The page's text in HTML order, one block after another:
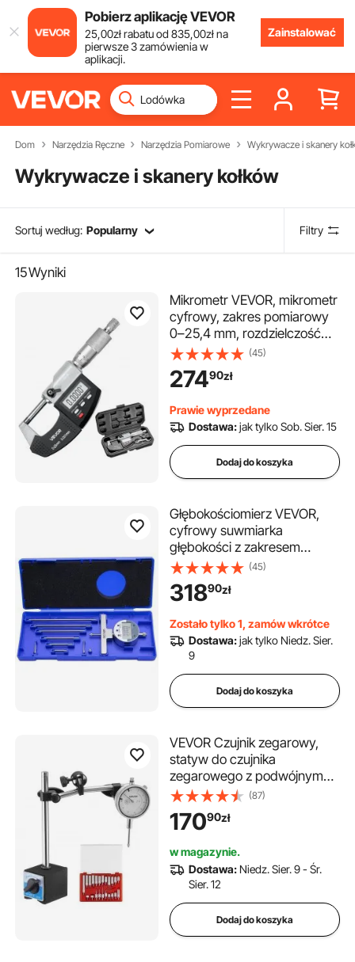
Pobierz aplikację VEVOR
25,00złrabatu od835,00złna
pierwsze 3 zamówienia w
aplikacji.
Zainstalować
Dom Narzędzia Ręczne Narzędzia Pomiarowe Wykrywacze i skanery
Wykrywacze i skanery kołków
Sortuj według: Popularny Filtry
15Wyniki
Mikrometr VEVOR, mikrometr
cyfrowy, zakres pomiarowy
0–25,4 mm, rozdzielczość
0,001 mm, najwyższa
precyzja 0,003 mm,
wyświetlacz LCD,
końcówka z węglika
spiekanego, z etui
(45)
27490zł
Prawie wyprzedane
Dostawa:jak tylko Sob. Sier. 15
Dodaj do koszyka
Głębokościomierz VEVOR,
cyfrowy suwmiarka
głębokości z zakresem
pomiaru 0–558,8 mm,
rozdzielczością 0,01 mm,
precyzyjną konwersją
pomiarowymi,
głębokościomierz do rowków,
stopni i otworów
(45)
31890zł
Zostało tylko 1, zamów wkrótce
Dostawa:jak tylko Niedz. Sier.
9
Dodaj do koszyka
VEVOR Czujnik zegarowy,
statyw do czujnika
zegarowego z podwójnym
prętem i etui do
przechowywania,
dokładność 0,03 mm, zakres
zegarowego,
niemagnetyczne pręty
centrujące do ustawiania
maszyny
(87)
17090zł
w magazynie.
Dostawa: Niedz. Sier. 9 - Śr.
Sier. 12
Dodaj do koszyka